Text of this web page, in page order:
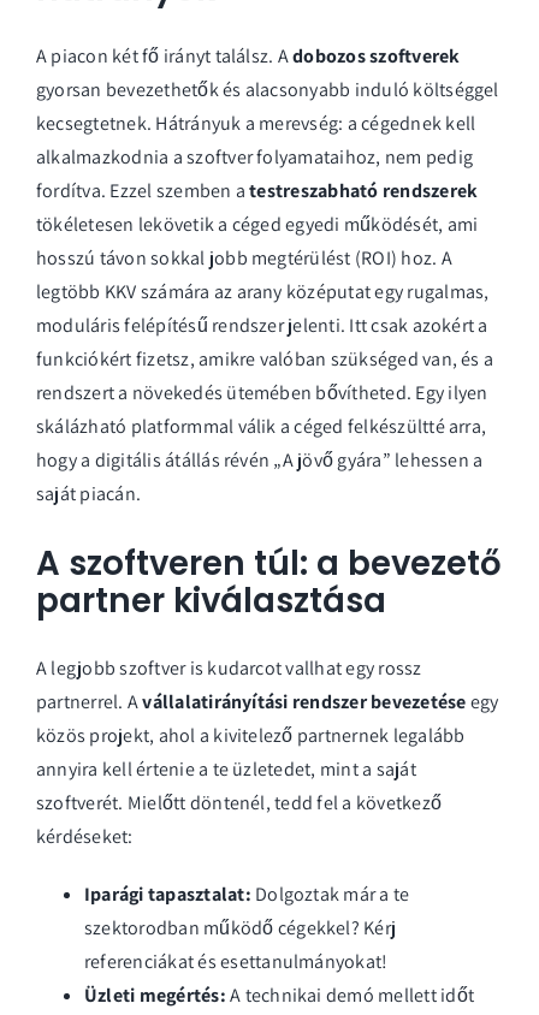
A piacon két fő irányt találsz. Adobozos szoftverek
gyorsan bevezethetők és alacsonyabb induló költséggel
kecsegtetnek. Hátrányuk a merevség: a cégednek kell
alkalmazkodnia a szoftver folyamataihoz, nem pedig
fordítva. Ezzel szemben atestreszabható rendszerek
tökéletesen lekövetik a céged egyedi működését, ami
hosszú távon sokkal jobb megtérülést (ROI) hoz. A
legtöbb KKV számára az arany középutat egy rugalmas,
moduláris felépítésű rendszerjelenti. Itt csak azokért a
funkciókért fizetsz, amikre valóban szükséged van, és a
rendszert a növekedés ütemében bővítheted. Egy ilyen
skálázható platformmal válik a céged felkészültté arra,
hogy a digitális átállás révén „A jövő gyára” lehessen a
saját piacán.
A szoftveren túl: a bevezető
partner kiválasztása
A legjobb szoftver is kudarcot vallhat egy rossz
partnerrel. Avállalatirányítási rendszer bevezetéseegy
közös projekt, ahol a kivitelező partnernek legalább
annyira kell értenie a te üzletedet, mint a saját
szoftverét. Mielőtt döntenél, tedd fel a következő
kérdéseket:
Iparági tapasztalat: Dolgoztak már a te
szektorodban működő cégekkel? Kérj
referenciákat és esettanulmányokat!
Üzleti megértés:A technikai demó mellett időt